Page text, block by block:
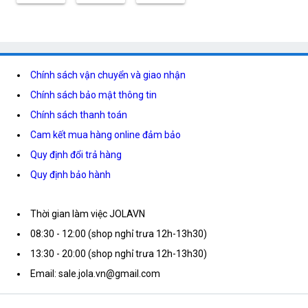
Chính sách vận chuyển và giao nhận
Chính sách bảo mật thông tin
Chính sách thanh toán
Cam kết mua hàng online đảm bảo
Quy định đổi trả hàng
Quy định bảo hành
Thời gian làm việc JOLAVN
08:30 - 12:00 (shop nghỉ trưa 12h-13h30)
13:30 - 20:00 (shop nghỉ trưa 12h-13h30)
Email: sale.jola.vn@gmail.com